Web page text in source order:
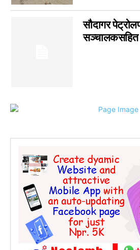
सौदागर
सञ्चालकसहित